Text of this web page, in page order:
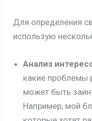
Для определения
использую
Анализ
какие проблемы
может быть
Например, мой